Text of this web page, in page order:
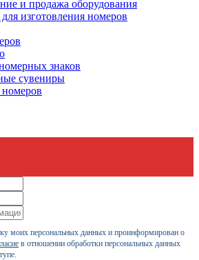
и продажа оборудования
изготовления номеров
знаков
сувениры
моих персональных данных и проинформирован о
в отношении обработки персональных данных